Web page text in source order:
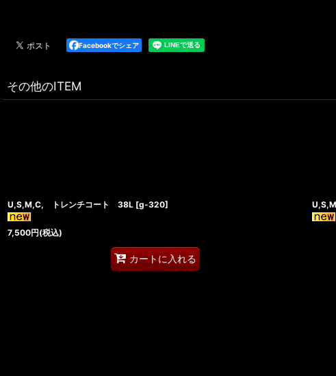
Facebookでシェア
その他のITEM
U,S,M,C, トレンチコート 38L [g-320]
7,500円(税込)
カートに入れる